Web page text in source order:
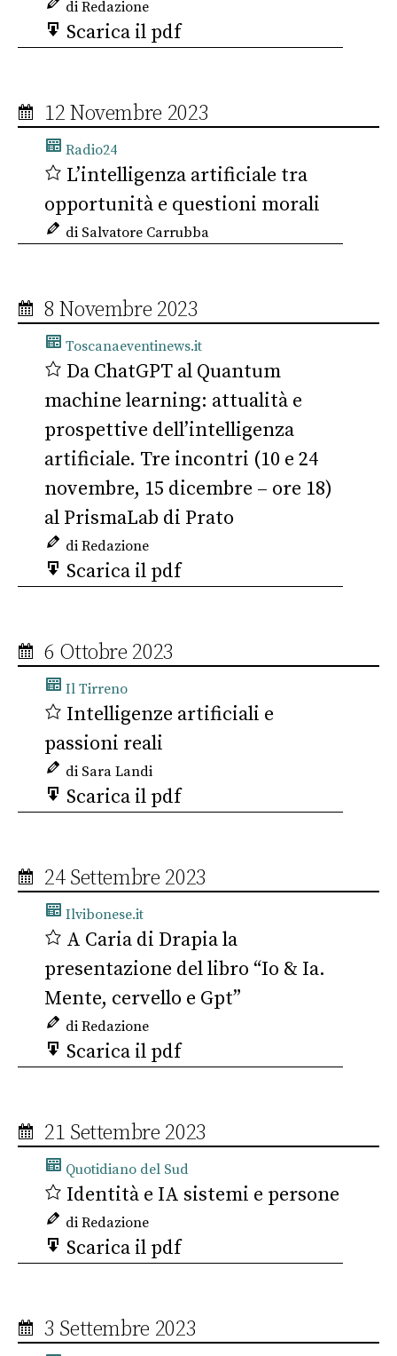
di Redazione
Scarica il pdf
12 Novembre 2023
Radio24
L’intelligenza artificiale tra
opportunità e questioni morali
di Salvatore Carrubba
8 Novembre 2023
Toscanaeventinews.it
Da ChatGPT al Quantum
machine learning: attualità e
prospettive dell’intelligenza
artificiale. Tre incontri (10 e 24
novembre, 15 dicembre – ore 18)
al PrismaLab di Prato
di Redazione
Scarica il pdf
6 Ottobre 2023
Il Tirreno
Intelligenze artificiali e
passioni reali
di Sara Landi
Scarica il pdf
24 Settembre 2023
Ilvibonese.it
A Caria di Drapia la
presentazione del libro “Io & Ia.
Mente, cervello e Gpt”
di Redazione
Scarica il pdf
21 Settembre 2023
Quotidiano del Sud
Identità e IA sistemi e persone
di Redazione
Scarica il pdf
3 Settembre 2023